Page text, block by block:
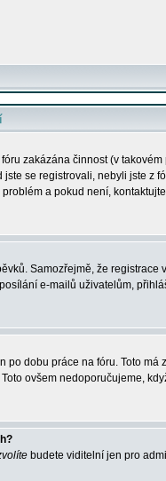
zakázána činnost (v takovém
se registrovali, nebyli jste z
a pokud není,
Samozřejmě, že registrace
e-mailů uživatelům,
po dobu práce na fóru. Toto má
ovšem nedoporučujeme,
budete viditelní jen pro